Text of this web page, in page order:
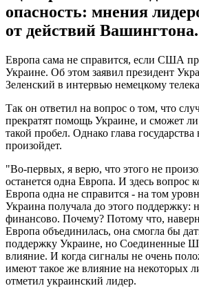
опасность: мнения
от действий Вашингтона.
Европа сама не справится, если США
Украине. Об этом заявил президент
Зеленский в интервью немецкому
Так он ответил на вопрос о том, что
прекратят помощь Украине, и сможет
такой пробел. Однако глава государства
произойдет.
"Во-первых, я верю, что этого не
останется одна Европа. И здесь
Европа одна не справится - на том
Украина получала до этого поддержку:
финансово. Почему? Потому что,
Европа объединилась, она смогла бы
поддержку Украине, но Соединенные
влияние. И когда сигналы не очень
имеют такое же влияние на некоторых
отметил украинский лидер.